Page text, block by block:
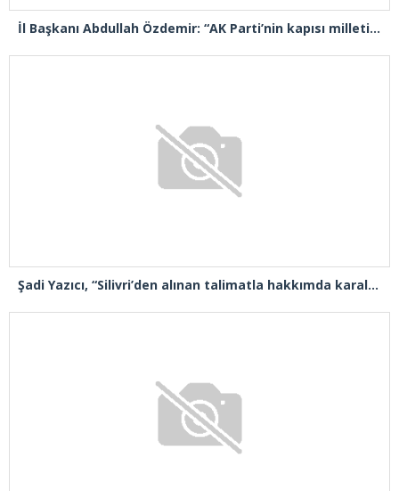
İl Başkanı Abdullah Özdemir: “AK Parti’nin kapısı milletine hizmet etmek isteyen herkese açıktır”
Şadi Yazıcı, “Silivri’den alınan talimatla hakkımda karalama kampanyası yürütülüyor”